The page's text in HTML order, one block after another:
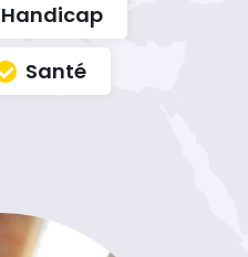
Handicap
Santé